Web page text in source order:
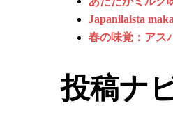
Japanilaista
春の味覚：アス
投稿ナ